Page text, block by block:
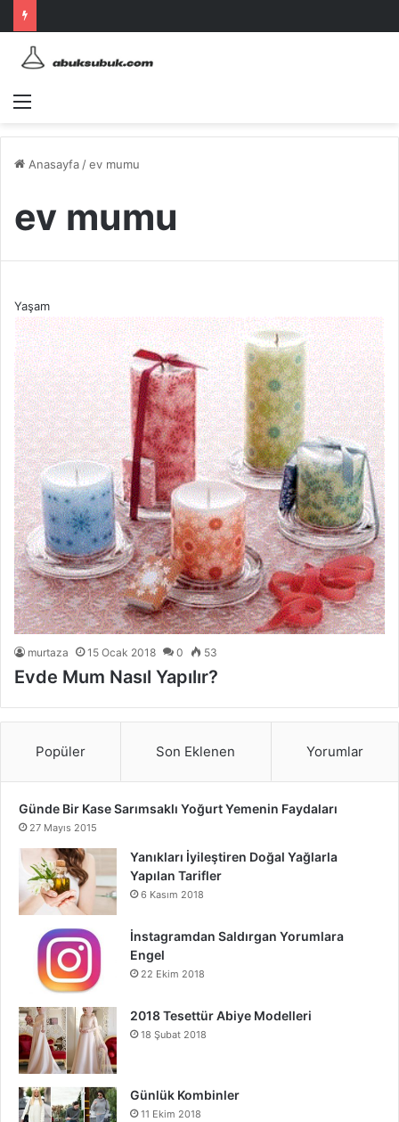
Menü
Anasayfa /ev mumu
ev mumu
Yaşam
murtaza 15 Ocak 2018 0 53
Evde Mum Nasıl Yapılır?
Popüler Son Eklenen Yorumlar
Günde Bir Kase Sarımsaklı Yoğurt Yemenin Faydaları
27 Mayıs 2015
Yanıkları İyileştiren Doğal Yağlarla
Yapılan Tarifler
6 Kasım 2018
İnstagramdan Saldırgan Yorumlara
Engel
22 Ekim 2018
2018 Tesettür Abiye Modelleri
18 Şubat 2018
Günlük Kombinler
11 Ekim 2018